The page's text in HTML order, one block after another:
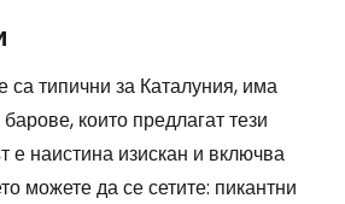
са типични за Каталуния, има
които предлагат тези
е наистина изискан и включва
можете да се сетите: пикантни